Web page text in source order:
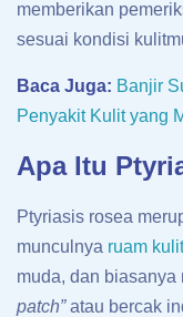
memberikan
sesuai kondisi
Baca Juga: Banjir
Penyakit Kulit yang
Apa Itu
Ptyriasis rosea
munculnya ruam kulit
muda, dan
patch”atau bercak